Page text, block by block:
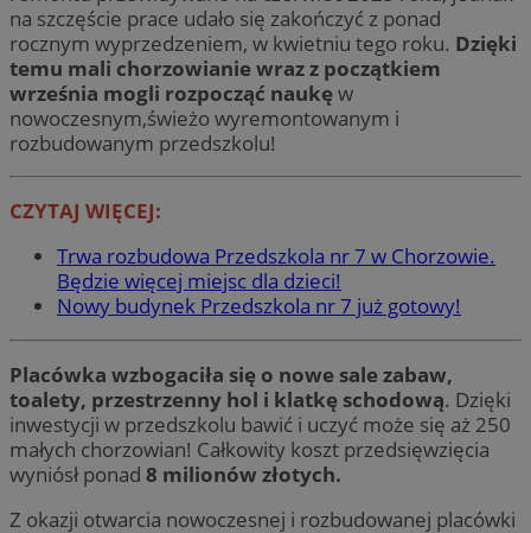
na szczęście prace udało się zakończyć z ponad
rocznym wyprzedzeniem, w kwietniu tego roku. Dzięki
temu mali chorzowianie wraz z początkiem
września mogli rozpocząć naukęw
nowoczesnym,świeżo wyremontowanym i
rozbudowanym przedszkolu!
CZYTAJ WIĘCEJ:
Trwa rozbudowa Przedszkola nr 7 w Chorzowie.
Będzie więcej miejsc dla dzieci!
Nowy budynek Przedszkola nr 7 już gotowy!
Placówka wzbogaciła się o nowe sale zabaw,
toalety, przestrzenny hol i klatkę schodową. Dzięki
inwestycji w przedszkolu bawić i uczyć może się aż 250
małych chorzowian! Całkowity koszt przedsięwzięcia
wyniósł ponad 8 milionów złotych.
Z okazji otwarcia nowoczesnej i rozbudowanej placówki